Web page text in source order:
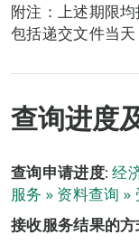
附注：上述期限
包括递交文件当天
查询进度
查询申请进度: 经
服务 » 资料查询
接收服务结果的方